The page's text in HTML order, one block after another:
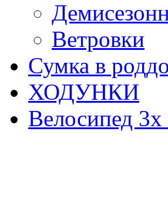
Ветровки
Сумка в
ХОДУНКИ
Велосипед